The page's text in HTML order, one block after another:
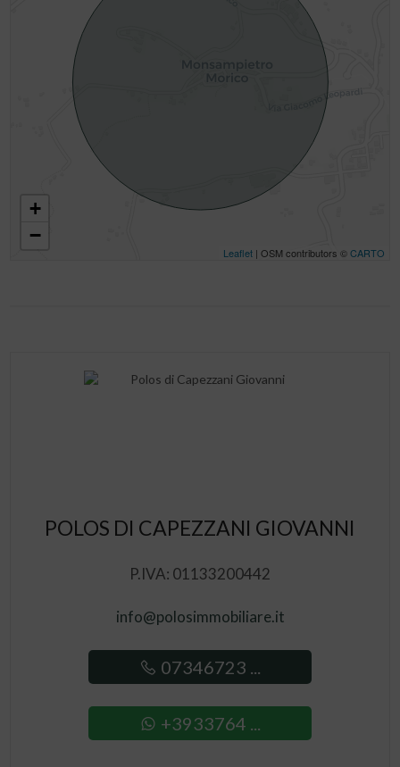
+
−
Leaflet| OSM contributors ©CARTO
POLOS DI CAPEZZANI GIOVANNI
P.IVA: 01133200442
info@polosimmobiliare.it
07346723 ...
+3933764 ...